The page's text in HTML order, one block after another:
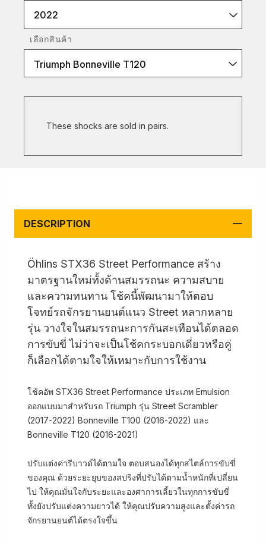
2022
เลือกสินค้า
Triumph Bonneville T120
These shocks are sold in pairs.
DESCRIPTION
Öhlins STX36 Street Performance สร้าง
มาตรฐานใหม่ทั้งด้านสมรรถนะ ความสบาย
และความทนทาน โช้คนี้พัฒนามาให้ตอบ
โจทย์รถจักรยานยนต์แนว Street หลากหลาย
รุ่น วางใจในสมรรถนะการกันสะเทือนได้ตลอด
การขับขี่ ไม่ว่าจะเป็นโช้คกระบอกเดี่ยวหรือคู่
ก็เลือกได้ตามใจให้เหมาะกับการใช้งาน
โช้คอัพ STX36 Street Performance ประเภท Emulsion
ออกแบบมาสำหรับรถ Triumph รุ่น Street Scrambler
(2017-2022) Bonneville T100 (2016-2022) และ
Bonneville T120 (2016-2021)
ปรับแต่งค่ารีบาวด์ได้ตามใจ ตอบสนองได้ทุกสไตล์การขับขี่
ของคุณ ด้วยระยะยุบของสปริงที่ปรับได้ตามน้ำหนักที่เปลี่ยน
ไป ให้คุณมั่นใจกับระยะและองศาการเลี้ยวในทุกการขับขี่
ทั้งยังปรับแต่งความยาวได้ ให้คุณปรับความสูงและตั้งค่ารถ
จักรยานยนต์ได้ตรงใจขึ้น